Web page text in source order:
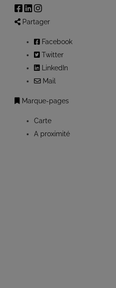
Partager
Facebook
Twitter
LinkedIn
Mail
Marque-pages
Carte
A proximité